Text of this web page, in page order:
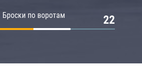
Броски по воротам 22